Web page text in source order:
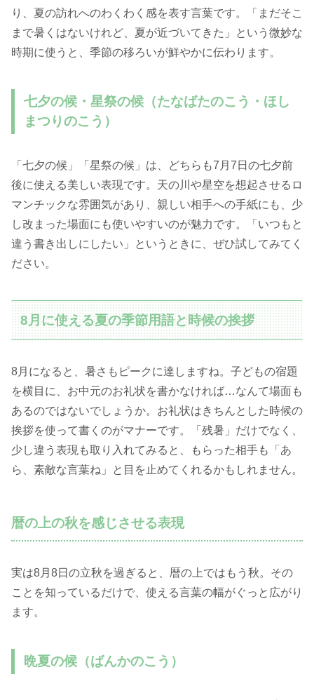
り、夏の訪れへのわくわく感を表す言葉です。「まだそこ
まで暑くはないけれど、夏が近づいてきた」という微妙な
時期に使うと、季節の移ろいが鮮やかに伝わります。
七夕の候・星祭の候（たなばたのこう・ほし
まつりのこう）
「七夕の候」「星祭の候」は、どちらも7月7日の七夕前
後に使える美しい表現です。天の川や星空を想起させるロ
マンチックな雰囲気があり、親しい相手への手紙にも、少
し改まった場面にも使いやすいのが魅力です。「いつもと
違う書き出しにしたい」というときに、ぜひ試してみてく
ださい。
8月に使える夏の季節用語と時候の挨拶
8月になると、暑さもピークに達しますね。子どもの宿題
を横目に、お中元のお礼状を書かなければ…なんて場面も
あるのではないでしょうか。お礼状はきちんとした時候の
挨拶を使って書くのがマナーです。「残暑」だけでなく、
少し違う表現も取り入れてみると、もらった相手も「あ
ら、素敵な言葉ね」と目を止めてくれるかもしれません。
暦の上の秋を感じさせる表現
実は8月8日の立秋を過ぎると、暦の上ではもう秋。その
ことを知っているだけで、使える言葉の幅がぐっと広がり
ます。
晩夏の候（ばんかのこう）